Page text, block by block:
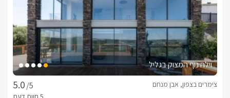
וילה נוף המצוק בגליל
/5
צימרים בצפון, אבן מנחם